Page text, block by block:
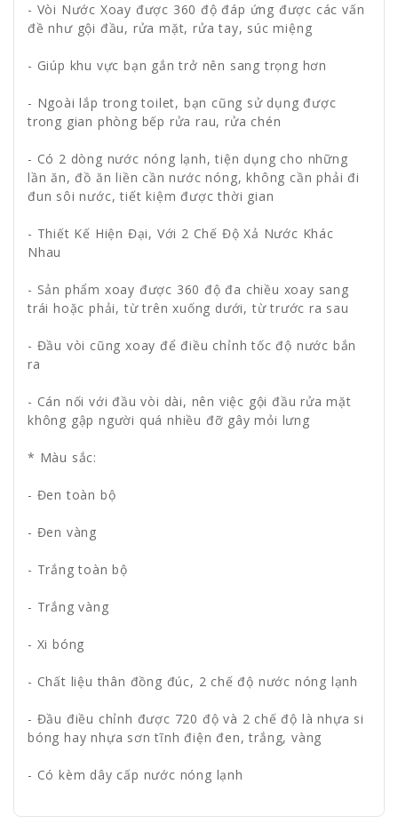
- Vòi Nước Xoay được 360 độ đáp ứng được các vấn
đề như gội đầu, rửa mặt, rửa tay, súc miệng
- Giúp khu vực bạn gắn trở nên sang trọng hơn
- Ngoài lắp trong toilet, bạn cũng sử dụng được
trong gian phòng bếp rửa rau, rửa chén
- Có 2 dòng nước nóng lạnh, tiện dụng cho những
lần ăn, đồ ăn liền cần nước nóng, không cần phải đi
đun sôi nước, tiết kiệm được thời gian
- Thiết Kế Hiện Đại, Với 2 Chế Độ Xả Nước Khác
Nhau
- Sản phẩm xoay được 360 độ đa chiều xoay sang
trái hoặc phải, từ trên xuống dưới, từ trước ra sau
- Đầu vòi cũng xoay để điều chỉnh tốc độ nước bắn
ra
- Cán nối với đầu vòi dài, nên việc gội đầu rửa mặt
không gập người quá nhiều đỡ gây mỏi lưng
* Màu sắc:
- Đen toàn bộ
- Đen vàng
- Trắng toàn bộ
- Trắng vàng
- Xi bóng
- Chất liệu thân đồng đúc, 2 chế độ nước nóng lạnh
- Đầu điều chỉnh được 720 độ và 2 chế độ là nhựa si
bóng hay nhựa sơn tĩnh điện đen, trắng, vàng
- Có kèm dây cấp nước nóng lạnh